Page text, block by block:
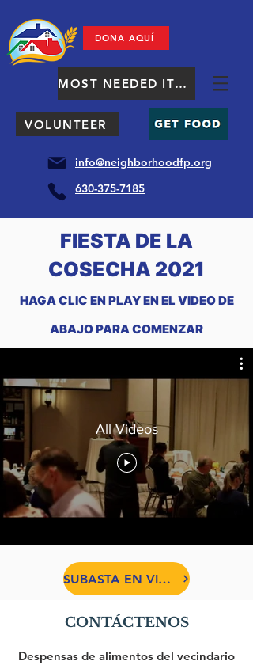
DONA AQUÍ
MOST NEEDED ITEMS
VOLUNTEER
info@neighborhoodfp.org
630-375-7185
FIESTA DE LA
COSECHA 2021
HAGA CLIC EN PLAY EN EL VIDEO DE
ABAJO PARA COMENZAR
All Videos
SUBASTA EN VIVO
CONTÁCTENOS
Despensas de alimentos del vecindario